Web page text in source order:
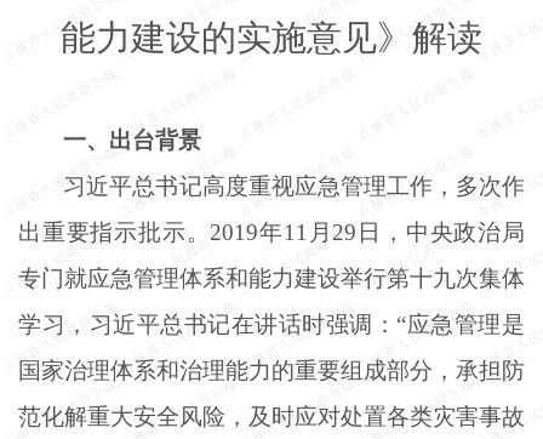
能力建设的实施意见》解读
一、出台背景
习近平总书记高度重视应急管理工作，多次作
出重要指示批示。 2019年11月29日，中央政治局
专门就应急管理体系和能力建设举行第十九次集体
学习，习近平总书记在讲话时强调：“应急管理是
国家治理体系和治理能力的重要组成部分，承担防
范化解重大安全风险，及时应对处置各类灾害事故